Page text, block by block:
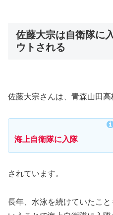
佐藤大宗は自衛隊に
ウトされる
佐藤大宗さんは、青森山田高
海上自衛隊に入隊
されています。
長年、水泳を続けていたこ